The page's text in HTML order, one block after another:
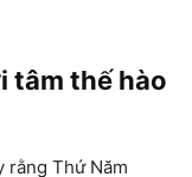
tâm thế hào
rằng Thứ Năm